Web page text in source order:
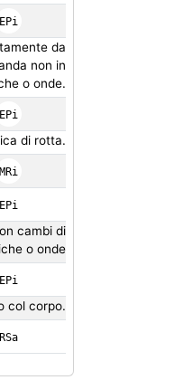
EPi
da
non in
o onde.
EPi
di rotta.
MRi
EPi
cambi di
o onde
EPi
col corpo.
RSa